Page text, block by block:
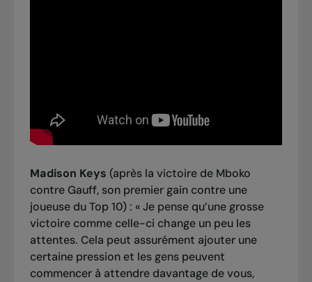
Madison Keys (après la victoire de Mboko
contre Gauff, son premier gain contre une
joueuse du Top 10) : « Je pense qu’une grosse
victoire comme celle-ci change un peu les
attentes. Cela peut assurément ajouter une
certaine pression et les gens peuvent
commencer à attendre davantage de vous,